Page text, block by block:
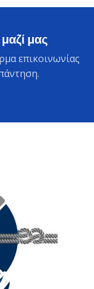
μας
επικοινωνίας